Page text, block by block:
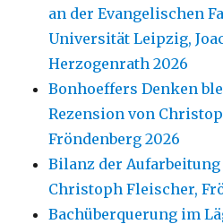
an der Evangelischen
Universität Leipzig,
Herzogenrath 2026
Bonhoeffers Denken
Rezension von
Fröndenberg 2026
Bilanz der
Christoph Fleischer,
Bachüberquerung im